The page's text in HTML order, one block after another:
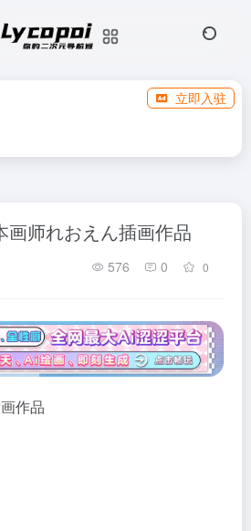
立即入驻
画师れおえん插画作品
576 0 0
作品